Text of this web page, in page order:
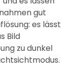
gut
es lässt
Bild
zu dunkel